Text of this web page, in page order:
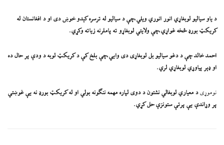
د یاو سیالیو لوبغاړي انور انوري ویلي،چې د سیالیو له ترسره کېدو خوښ دی او د افغانستان له
کریکټ بورډ څخه غواړي،چې ولايتي لوبغاړو ته پاملرنه زیاته وکړي.
احمد خالد چې د دغو سیالیو بل لوبغاړی دی وايي،چې بلخ کې د کریکټ لوبه د ودې پر حال ده
او ډېر پياوړي لوبغاړي لري.
نوموړید معياري لوبغالي نشتون د دوی لپاره مهمه ننګونه بولي او له کریکټ بورډ نه يې غوښتي
پر وړاندې يې پرتې ستونزې حل کړي.